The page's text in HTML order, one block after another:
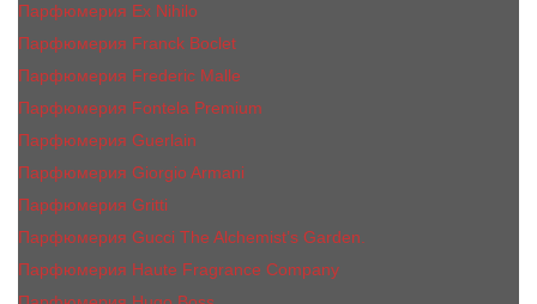
Парфюмерия Ex Nihilo
Парфюмерия Franck Boclet
Парфюмерия Frеderic Mаlle
Парфюмерия Fontela Premium
Парфюмерия Guerlain
Парфюмерия Giorgio Armani
Парфюмерия Gritti
Парфюмерия Gucci The Alchemist’s Garden.
Парфюмерия Haute Fragrance Company